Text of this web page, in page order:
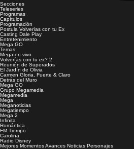
Secciones
Teleseries
Programas
Capítulos
Programación
Postula Volverías con tu Ex
Casting Dale Play
Entretenimiento
Mega GO
Temas
Mega en vivo
Volverías con tu ex? 2
Reunión de Superados
El Jardín de Olivia
Carmen Gloria, Fuerte & Claro
Detrás del Muro
Mega GO
Grupo Megamedia
Megamedia
Mega
Meganoticias
Megatiempo
Mega 2
Infinita
Romántica
FM Tiempo
Carolina
Radio Disney
Mejores MomentosAvances Noticias Personajes